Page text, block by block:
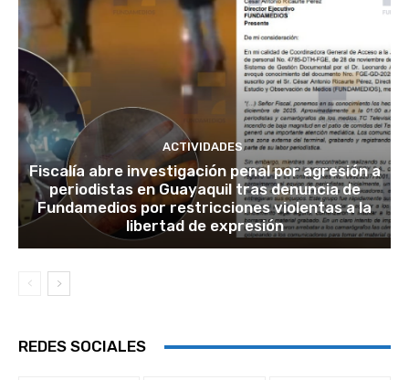
ACTIVIDADES
Fiscalía abre investigación penal por agresión a
periodistas en Guayaquil tras denuncia de
Fundamedios por restricciones violentas a la
libertad de expresión
REDES SOCIALES